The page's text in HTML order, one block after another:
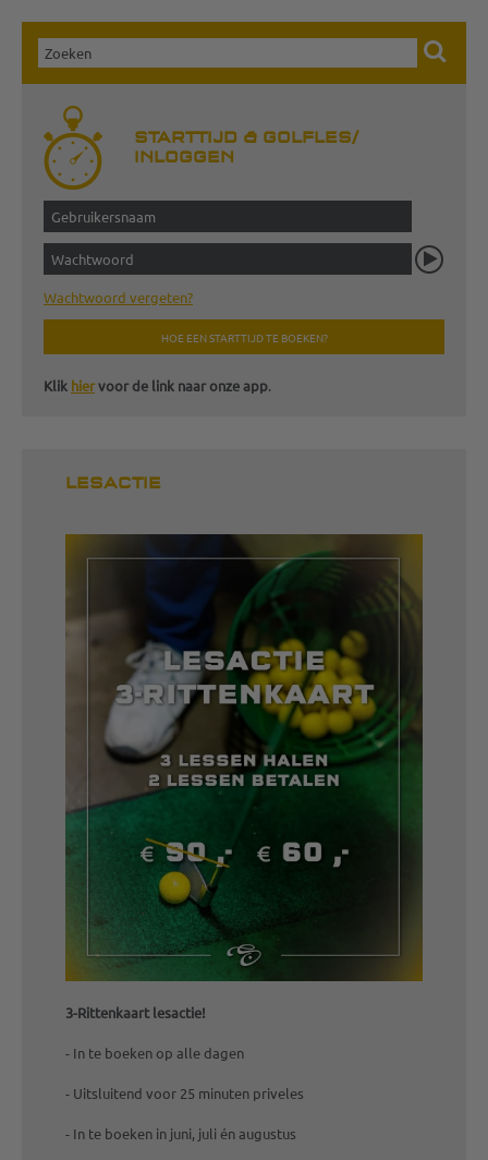
STARTTIJD & GOLFLES/
INLOGGEN
Wachtwoord vergeten?
HOE EEN STARTTIJD TE BOEKEN?
Klik hiervoor de link naar onze app.
LESACTIE
3-Rittenkaart lesactie!
- In te boeken op alle dagen
- Uitsluitend voor 25 minuten priveles
- In te boeken in juni, juli én augustus